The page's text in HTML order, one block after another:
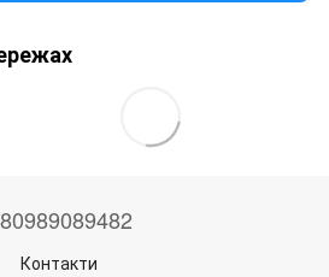
Контакти